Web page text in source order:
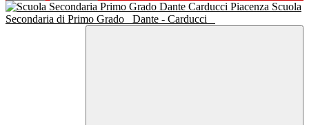
Scuola
Secondaria di Primo Grado
Dante - Carducci